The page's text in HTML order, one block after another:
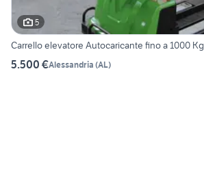
5
Carrello elevatore Autocaricante fino a 1000 Kg
5.500 €Alessandria (AL)